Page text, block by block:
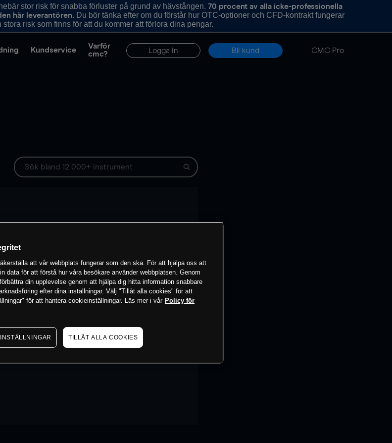
stor risk för snabba förluster på grund av hävstången. 70 procent av alla icke-professionella
här leverantören. Du bör tänka efter om du förstår hur OTC-optioner och CFD-kontrakt fungerar
risk som finns för att du kommer att förlora dina pengar.
Kundservice
Varför
cmc?
Logga in Bli kund CMC Pro
att vår webbplats fungerar som den ska. För att hjälpa oss att
data för att förstå hur våra besökare använder webbplatsen. Genom
din upplevelse genom att hjälpa dig hitta information snabbare
efter dina inställningar. Välj "Tillåt alla cookies" för att
för att hantera cookieinställningar. Läs mer i vår Policy för
TILLÅT ALLA COOKIES